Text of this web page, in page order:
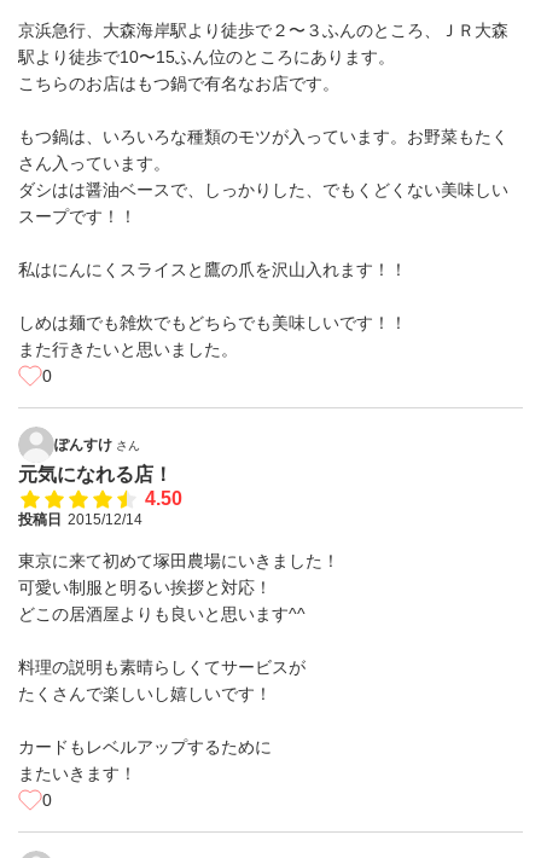
京浜急行、大森海岸駅より徒歩で２〜３ふんのところ、ＪＲ大森
駅より徒歩で10〜15ふん位のところにあります。
こちらのお店はもつ鍋で有名なお店です。
もつ鍋は、いろいろな種類のモツが入っています。お野菜もたく
さん入っています。
ダシはは醤油ベースで、しっかりした、でもくどくない美味しい
スープです！！
私はにんにくスライスと鷹の爪を沢山入れます！！
しめは麺でも雑炊でもどちらでも美味しいです！！
また行きたいと思いました。
0
ぽんすけ さん
元気になれる店！
4.50
投稿日 2015/12/14
東京に来て初めて塚田農場にいきました！
可愛い制服と明るい挨拶と対応！
どこの居酒屋よりも良いと思います^^
料理の説明も素晴らしくてサービスが
たくさんで楽しいし嬉しいです！
カードもレベルアップするために
またいきます！
0